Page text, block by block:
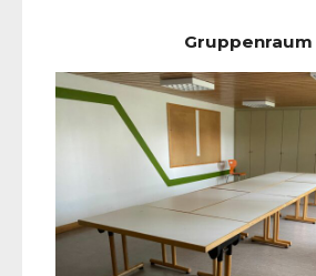
Gruppenraum